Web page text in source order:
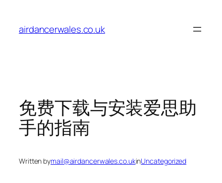
content
airdancerwales.co.uk
免费下载与安装爱思助
手的指南
Written bymail@airdancerwales.co.ukinUncategorized